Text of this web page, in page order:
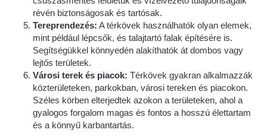
révén biztonságosak és tartósak.
Tereprendezés: A térkövek használhatók olyan elemek,
mint például lépcsők, és talajtartó falak építésére is.
Segítségükkel könnyedén alakíthatók át dombos vagy
lejtős területek.
Városi terek és piacok: Térkövek gyakran alkalmazzák
közterületeken, parkokban, városi tereken és piacokon.
Széles körben elterjedtek azokon a területeken, ahol a
gyalogos forgalom magas és fontos a hosszú élettartam
és a könnyű karbantartás.